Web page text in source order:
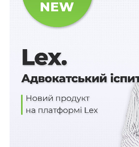
Instagram.
Сприйняття різноманітності
суспільства майбутнього. Саме
Future”: маленькі дії кожного з
великих змін. Тисячі військових і
наслідками війни: ампутації,
травми. Ветерани з протезами
вулицями, працюють, відвідують
ставлення та прийняття різності
повернення до повноцінного